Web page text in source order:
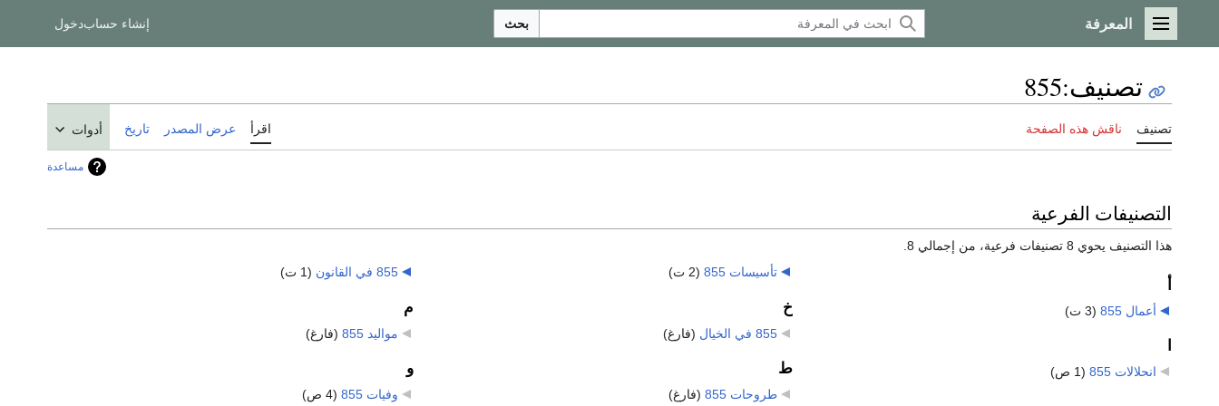
القائمة الرئيسية
المعرفة بحث إنشاء حسابدخول
تصنيف:
855
تصنيف ناقش هذه الصفحة اقرأ عرض المصدر تاريخ أدوات
مساعدة
التصنيفات الفرعية
هذا التصنيف يحوي 8 تصنيفات فرعية، من إجمالي 8.
أعمال 855 (3 ت)
انحلالات 855 (1 ص)
تأسيسات 855 (2 ت)
خ
855 في الخيال (فارغ)
ط
طروحات 855 (فارغ)
855 في القانون (1 ت)
م
مواليد 855 (فارغ)
و
وفيات 855 (4 ص)